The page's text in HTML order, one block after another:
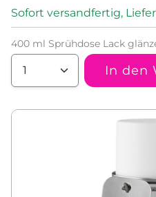
Sofort versandfertig,
400 ml Sprühdose Lack
In den